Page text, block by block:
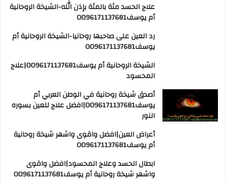
علاج الحسد مئة بالمئة بإذن الله-الشيخة الروحانية
أم يوسف0096171137681
رد العين على صاحبها روحانيا-الشيخة الروحانية أم
يوسف0096171137681
الشيخة الروحانية أم يوسف0096171137681|علاج
المحسود
أصدق شيخة روحانية في الوطن العربي أم
يوسف0096171137681|افضل علاج للعين بسوره
النور
أعراض العين|افضل واقوى واشهر شيخة روحانية
أم يوسف0096171137681
ابطال الحسد وعلاج المحسود|افضل واقوى
واشهر شيخة روحانية أم يوسف0096171137681